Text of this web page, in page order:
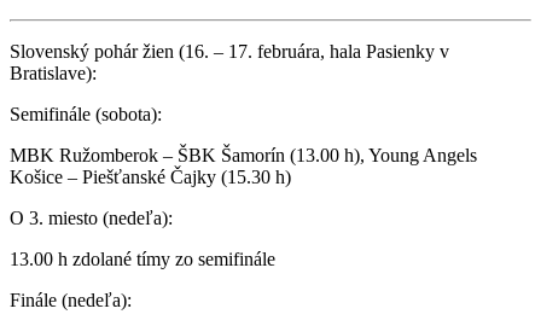
Slovenský pohár žien (16. – 17. februára, hala Pasienky v
Bratislave):
Semifinále (sobota):
MBK Ružomberok – ŠBK Šamorín (13.00 h), Young Angels
Košice – Piešťanské Čajky (15.30 h)
O 3. miesto (nedeľa):
13.00 h zdolané tímy zo semifinále
Finále (nedeľa):